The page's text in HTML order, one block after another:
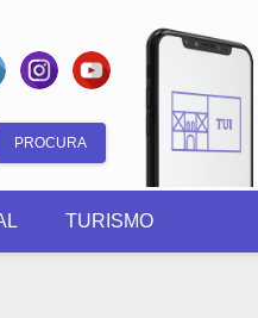
Formulario
de
busca
TURISMO